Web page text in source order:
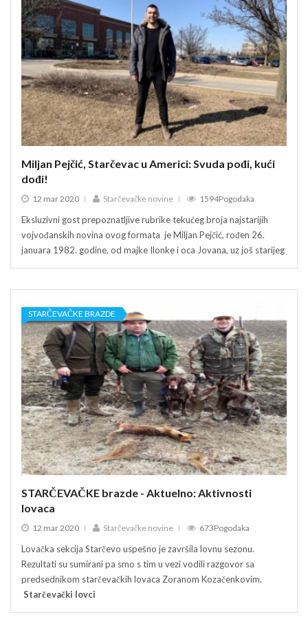
Miljan Pejčić, Starčevac u Americi: Svuda pođi, kući
dođi!
12 mar 2020 Starčevačke novine 1594Pogodaka
Eksluzivni gost prepoznatljive rubrike tekućeg broja najstarijih
vojvođanskih novina ovog formata je Miljan Pejčić, rođen 26.
januara 1982. godine, od majke Ilonke i oca Jovana, uz još starijeg
STARČEVAČKE BRAZDE
STARČEVAČKE brazde - Aktuelno: Aktivnosti
lovaca
12 mar 2020 Starčevačke novine 673Pogodaka
Lovačka sekcija Starčevo uspešno je završila lovnu sezonu.
Rezultati su sumirani pa smo s tim u vezi vodili razgovor sa
predsednikom starčevačkih lovaca Zoranom Kozačenkovim.
Starčevački lovci